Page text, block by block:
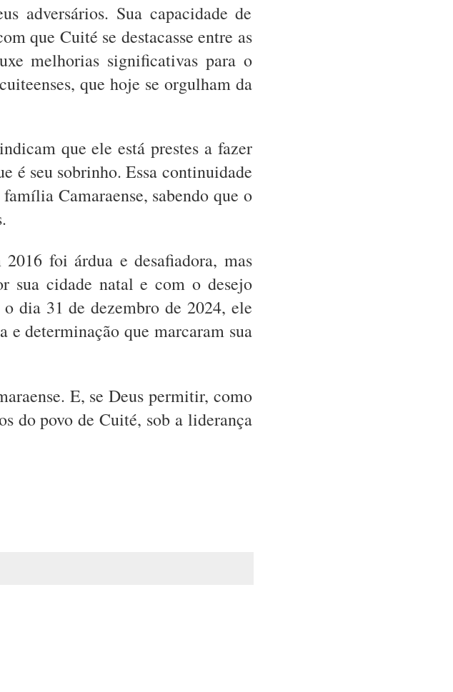
adversários. Sua capacidade de
que Cuité se destacasse entre as
melhorias significativas para o
que hoje se orgulham da
que ele está prestes a fazer
é seu sobrinho. Essa continuidade
Camaraense, sabendo que o
foi árdua e desafiadora, mas
sua cidade natal e com o desejo
dia 31 de dezembro de 2024, ele
e determinação que marcaram sua
E, se Deus permitir, como
do povo de Cuité, sob a liderança